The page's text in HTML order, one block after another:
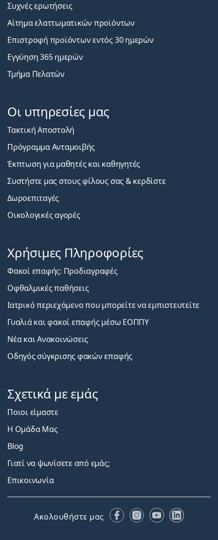
Συχνές ερωτήσεις
Αίτημα ελαττωματικών προϊόντων
Επιστροφή προϊόντων εντός 30 ημερών
Εγγύηση 365 ημερών
Τμήμα Πελατών
Οι υπηρεσίες μας
Τακτική Αποστολή
Πρόγραμμα Ανταμοιβής
Έκπτωση για μαθητές και καθηγητές
Συστήστε μας στους φίλους σας & κερδίστε
Δωροεπιταγές
Οικολογικές αγορές
Χρήσιμες Πληροφορίες
Φακοί επαφής: Προδιαγραφές
Οφθαλμικές παθήσεις
Ιατρικό περιεχόμενο που μπορείτε να εμπιστευτείτε
Γυαλιά και φακοί επαφής μέσω ΕΟΠΠΥ
Νέα και Ανακοινώσεις
Οδηγός σύγκρισης φακών επαφής
Σχετικά με εμάς
Ποιοι είμαστε
Η Ομάδα Μας
Blog
Γιατί να ψωνίσετε από εμάς;
Επικοινωνία
Ακολουθήστε μας FacebookInstagram
YouTubeLinkedIn